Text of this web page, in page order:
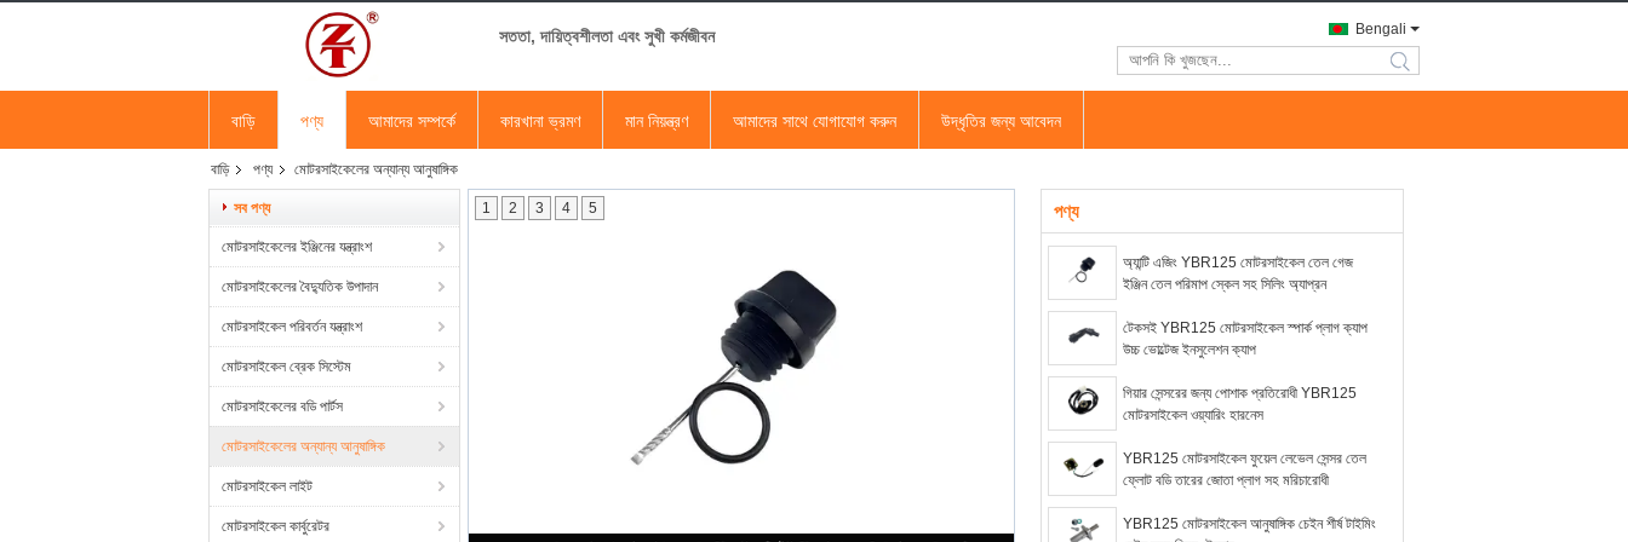
সততা, দায়িত্বশীলতা এবং সুখী কর্মজীবন Bengali
search
বাড়ি পণ্য আমাদের সম্পর্কে কারখানা ভ্রমণ মান নিয়ন্ত্রণ আমাদের সাথে যোগাযোগ করুন উদ্ধৃতির জন্য আবেদন
বাড়ি পণ্য মোটরসাইকেলের অন্যান্য আনুষাঙ্গিক
সব পণ্য
মোটরসাইকেলের ইঞ্জিনের যন্ত্রাংশ
মোটরসাইকেলের বৈদ্যুতিক উপাদান
মোটরসাইকেল পরিবর্তন যন্ত্রাংশ
মোটরসাইকেল ব্রেক সিস্টেম
মোটরসাইকেলের বডি পার্টস
মোটরসাইকেলের অন্যান্য আনুষাঙ্গিক
মোটরসাইকেল লাইট
মোটরসাইকেল কার্বুরেটর
1 2 3 4 5 পণ্য
অ্যান্টি এজিং YBR125 মোটরসাইকেল তেল গেজ
ইঞ্জিন তেল পরিমাপ স্কেল সহ সিলিং অ্যাপ্রন
টেকসই YBR125 মোটরসাইকেল স্পার্ক প্লাগ ক্যাপ
উচ্চ ভোল্টেজ ইনসুলেশন ক্যাপ
গিয়ার সেন্সরের জন্য পোশাক প্রতিরোধী YBR125
মোটরসাইকেল ওয়্যারিং হারনেস
YBR125 মোটরসাইকেল ফুয়েল লেভেল সেন্সর তেল
ফ্লোট বডি তারের জোতা প্লাগ সহ মরিচারোধী
YBR125 মোটরসাইকেল আনুষাঙ্গিক চেইন শীর্ষ টাইমিং